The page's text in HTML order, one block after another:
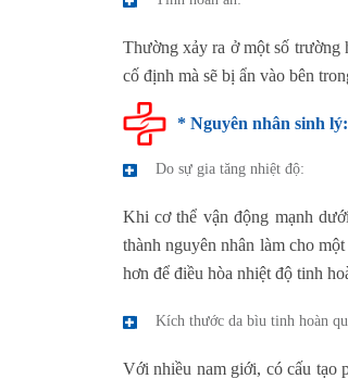
Thường xảy ra ở một số trường
cố định mà sẽ bị ẩn vào bên
* Nguyên nhân sinh lý:
Do sự gia tăng nhiệt độ:
Khi cơ thể vận động mạnh
thành nguyên nhân làm cho
hơn để điều hòa nhiệt độ tinh
Kích thước da bìu tinh hoàn
Với nhiều nam giới, có cấu tạo